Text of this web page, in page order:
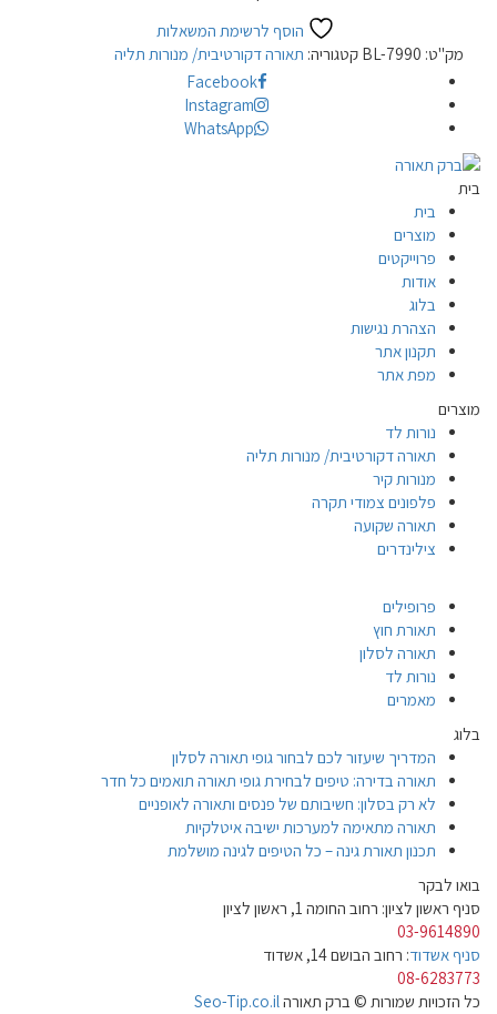
הוסף לרשימת המשאלות
מק"ט: BL-7990 קטגוריה: תאורה דקורטיבית/ מנורות תליה
Facebook
Instagram
WhatsApp
בית
בית
מוצרים
פרוייקטים
אודות
בלוג
הצהרת נגישות
תקנון אתר
מפת אתר
מוצרים
נורות לד
תאורה דקורטיבית/ מנורות תליה
מנורות קיר
פלפונים צמודי תקרה
תאורה שקועה
צילינדרים
פרופילים
תאורת חוץ
תאורה לסלון
נורות לד
מאמרים
בלוג
המדריך שיעזור לכם לבחור גופי תאורה לסלון
תאורה בדירה: טיפים לבחירת גופי תאורה תואמים כל חדר
לא רק בסלון: חשיבותם של פנסים ותאורה לאופניים
תאורה מתאימה למערכות ישיבה איטלקיות
תכנון תאורת גינה – כל הטיפים לגינה מושלמת
בואו לבקר
סניף ראשון לציון: רחוב החומה 1, ראשון לציון
03-9614890
סניף אשדוד: רחוב הבושם 14, אשדוד
08-6283773
כל הזכויות שמורות © ברק תאורהSeo-Tip.co.il